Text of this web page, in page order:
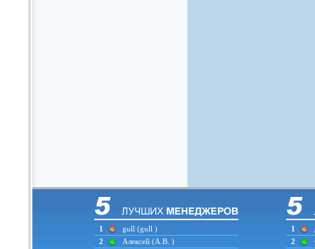
1 gull (gull )
2
Алексей (А.В. )
1
2